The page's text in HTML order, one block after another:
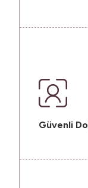
Güvenli